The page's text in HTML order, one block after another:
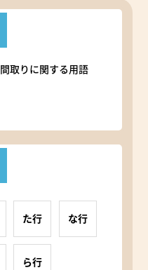
間取りに関する用語
た行 な行
ら行